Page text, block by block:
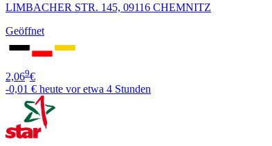
LIMBACHER STR. 145, 09116 CHEMNITZ
Geöffnet
2,069€
-0,01 € heute vor etwa 4 Stunden